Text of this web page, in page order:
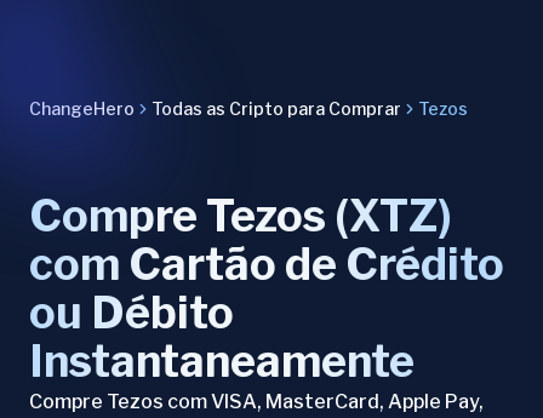
ChangeHero Todas as Cripto para Comprar Tezos
Compre Tezos (XTZ)
com Cartão de Crédito
ou Débito
Instantaneamente
Compre Tezos com VISA, MasterCard, Apple Pay,